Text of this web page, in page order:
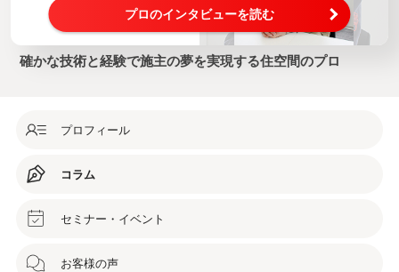
プロのインタビューを読む
確かな技術と経験で施主の夢を実現する住空間のプロ
プロフィール
コラム
セミナー・イベント
お客様の声